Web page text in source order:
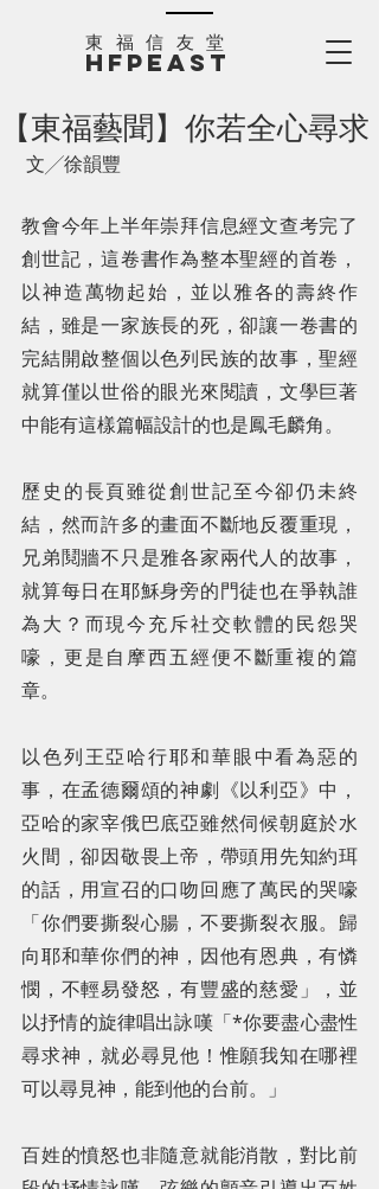
HFPEAST
​東福信友堂
【東福藝聞】你若全心尋求
文╱徐韻豐
教會今年上半年崇拜信息經文查考完了
創世記，這卷書作為整本聖經的首卷，
以神造萬物起始，並以雅各的壽終作
結，雖是一家族長的死，卻讓一卷書的
完結開啟整個以色列民族的故事，聖經
就算僅以世俗的眼光來閱讀，文學巨著
中能有這樣篇幅設計的也是鳳毛麟角。
歷史的長頁雖從創世記至今卻仍未終
結，然而許多的畫面不斷地反覆重現，
兄弟鬩牆不只是雅各家兩代人的故事，
就算每日在耶穌身旁的門徒也在爭執誰
為大？而現今充斥社交軟體的民怨哭
嚎，更是自摩西五經便不斷重複的篇
章。
以色列王亞哈行耶和華眼中看為惡的
事，在孟德爾頌的神劇《以利亞》中，
亞哈的家宰俄巴底亞雖然伺候朝庭於水
火間，卻因敬畏上帝，帶頭用先知約珥
的話，用宣召的口吻回應了萬民的哭嚎
「你們要撕裂心腸，不要撕裂衣服。歸
向耶和華你們的神，因他有恩典，有憐
憫，不輕易發怒，有豐盛的慈愛」，並
以抒情的旋律唱出詠嘆「*你要盡心盡性
尋求神，就必尋見他！惟願我知在哪裡
可以尋見神，能到他的台前。」
百姓的憤怒也非隨意就能消散，對比前